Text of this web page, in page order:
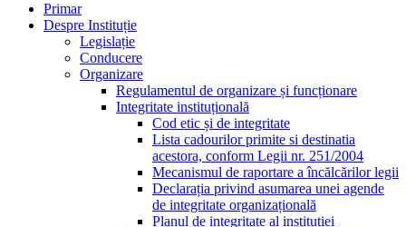
Primar
Despre Instituție
Legislație
Conducere
Organizare
Regulamentul de organizare și funcționare
Integritate instituțională
Cod etic și de integritate
Lista cadourilor primite si destinatia
acestora, conform Legii nr. 251/2004
Mecanismul de raportare a încălcărilor legii
Declarația privind asumarea unei agende
de integritate organizațională
Planul de integritate al instituției